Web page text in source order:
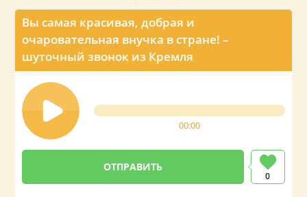
Вы самая красивая, добрая и
очаровательная внучка в стране! –
шуточный звонок из Кремля
00:00
0